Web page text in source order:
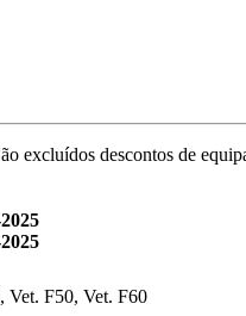
excluídos descontos de
Vet. F50, Vet. F60